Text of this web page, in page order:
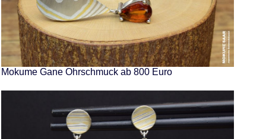
Mokume Gane Ohrschmuck ab 800 Euro